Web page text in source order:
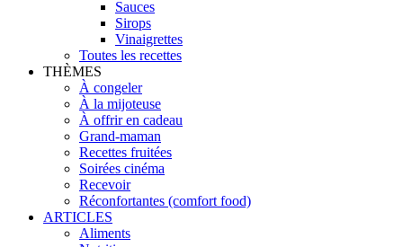
Sauces
Sirops
Vinaigrettes
Toutes les recettes
THÈMES
À congeler
À la mijoteuse
À offrir en cadeau
Grand-maman
Recettes fruitées
Soirées cinéma
Recevoir
Réconfortantes (comfort food)
ARTICLES
Aliments